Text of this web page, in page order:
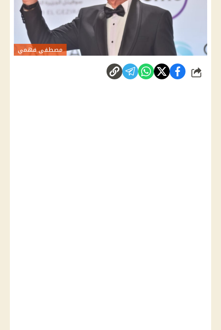
مصطفى فهمي
شارك